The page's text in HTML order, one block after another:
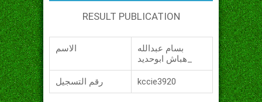
RESULT PUBLICATION
الاسم
بسام عبدالله
رقم التسجيل kccie3920